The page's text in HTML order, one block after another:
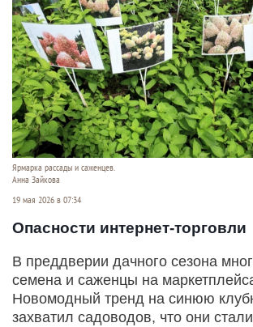
Ярмарка рассады и саженцев.
Анна Зайкова
19 мая 2026 в 07:34
Опасности интернет-торговли
В преддверии дачного сезона
семена и саженцы на
Новомодный тренд на синюю
захватил садоводов, что они